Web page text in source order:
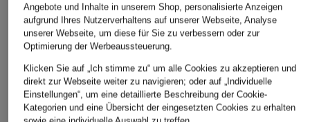
Angebote und Inhalte in unserem Shop, personalisierte Anzeigen
aufgrund Ihres Nutzerverhaltens auf unserer Webseite, Analyse
unserer Webseite, um diese für Sie zu verbessern oder zur
Optimierung der Werbeaussteuerung.
Klicken Sie auf „Ich stimme zu“ um alle Cookies zu akzeptieren und
direkt zur Webseite weiter zu navigieren; oder auf „Individuelle
Einstellungen“, um eine detaillierte Beschreibung der Cookie-
Kategorien und eine Übersicht der eingesetzten Cookies zu erhalten